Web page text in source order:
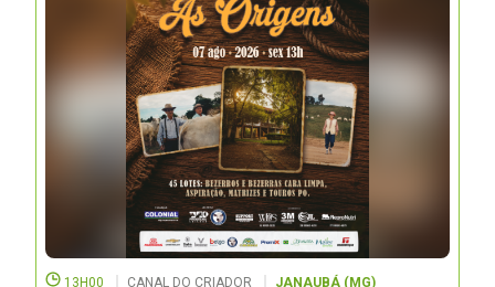
13H00 CANAL DO CRIADOR JANAUBÁ (MG)